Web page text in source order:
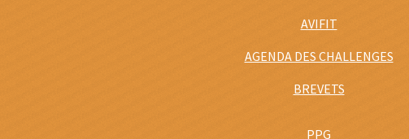
AVIFIT
AGENDA DES CHALLENGES
BREVETS
PPG